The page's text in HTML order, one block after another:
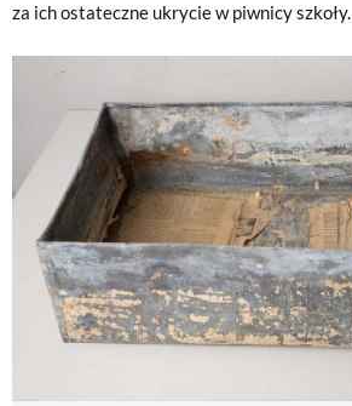
za ich ostateczne ukrycie w piwnicy szkoły.